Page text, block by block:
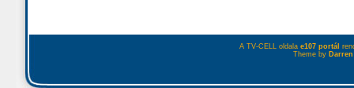
A TV-CELL oldala e107 portál
Theme by